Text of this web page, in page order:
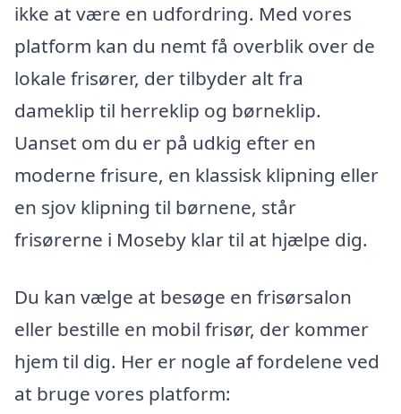
ikke at være en udfordring. Med vores
platform kan du nemt få overblik over de
lokale frisører, der tilbyder alt fra
dameklip til herreklip og børneklip.
Uanset om du er på udkig efter en
moderne frisure, en klassisk klipning eller
en sjov klipning til børnene, står
frisørerne i Moseby klar til at hjælpe dig.
Du kan vælge at besøge en frisørsalon
eller bestille en mobil frisør, der kommer
hjem til dig. Her er nogle af fordelene ved
at bruge vores platform: